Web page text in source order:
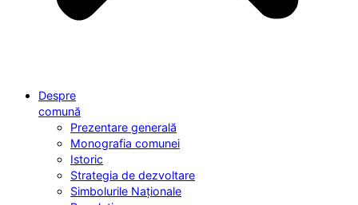
Despre
comună
Prezentare generală
Monografia comunei
Istoric
Strategia de dezvoltare
Simbolurile Naționale